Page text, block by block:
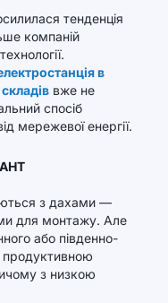
тенденція
компаній
в
вже не
спосіб
мережевої енергії.
з дахами —
для монтажу. Але
або південно-
продуктивною
з низкою